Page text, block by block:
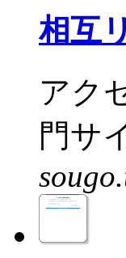
相互
アク
門サ